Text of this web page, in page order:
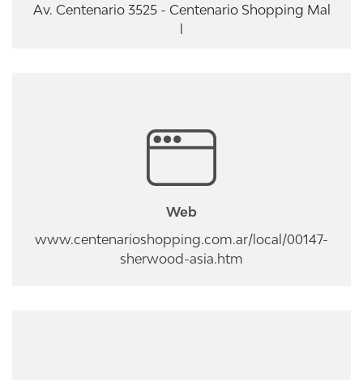
Av. Centenario 3525 - Centenario Shopping Mal
Web
www.centenarioshopping.com.ar/local/00147-
sherwood-asia.htm